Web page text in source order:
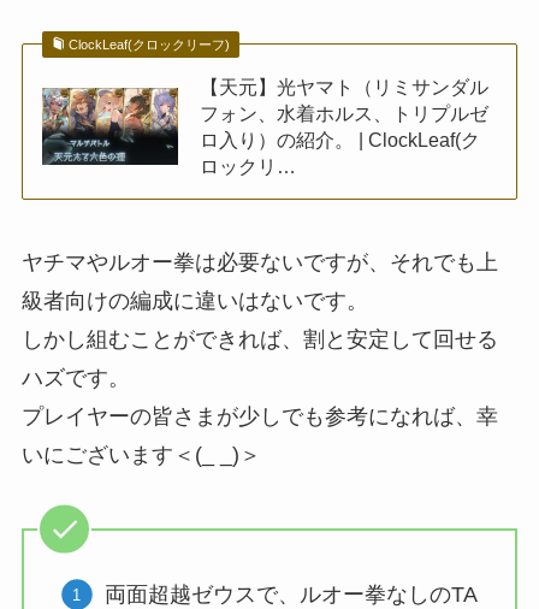
ClockLeaf(クロックリーフ)
【天元】光ヤマト（リミサンダル
フォン、水着ホルス、トリプルゼ
ロ入り）の紹介。 | ClockLeaf(ク
ロックリ…
ヤチマやルオー拳は必要ないですが、それでも上
級者向けの編成に違いはないです。
しかし組むことができれば、割と安定して回せる
ハズです。
プレイヤーの皆さまが少しでも参考になれば、幸
いにございます＜(_ _)＞
両面超越ゼウスで、ルオー拳なしのTA